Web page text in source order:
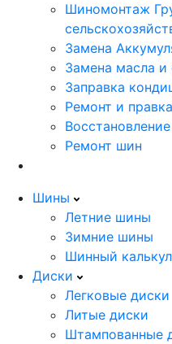
Шиномонтаж
Замена
Замена масла и
Заправка
Ремонт и
Ремонт шин
Шины
Летние шины
Зимние шины
Шинный
Диски
Легковые диски
Литые диски
Штампованные